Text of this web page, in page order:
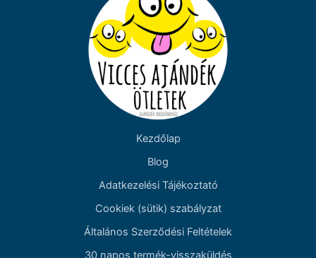
Kezdőlap
Blog
Adatkezelési Tájékoztató
Cookiek (sütik) szabályzat
Általános Szerződési Feltételek
30 napos termék-visszaküldés